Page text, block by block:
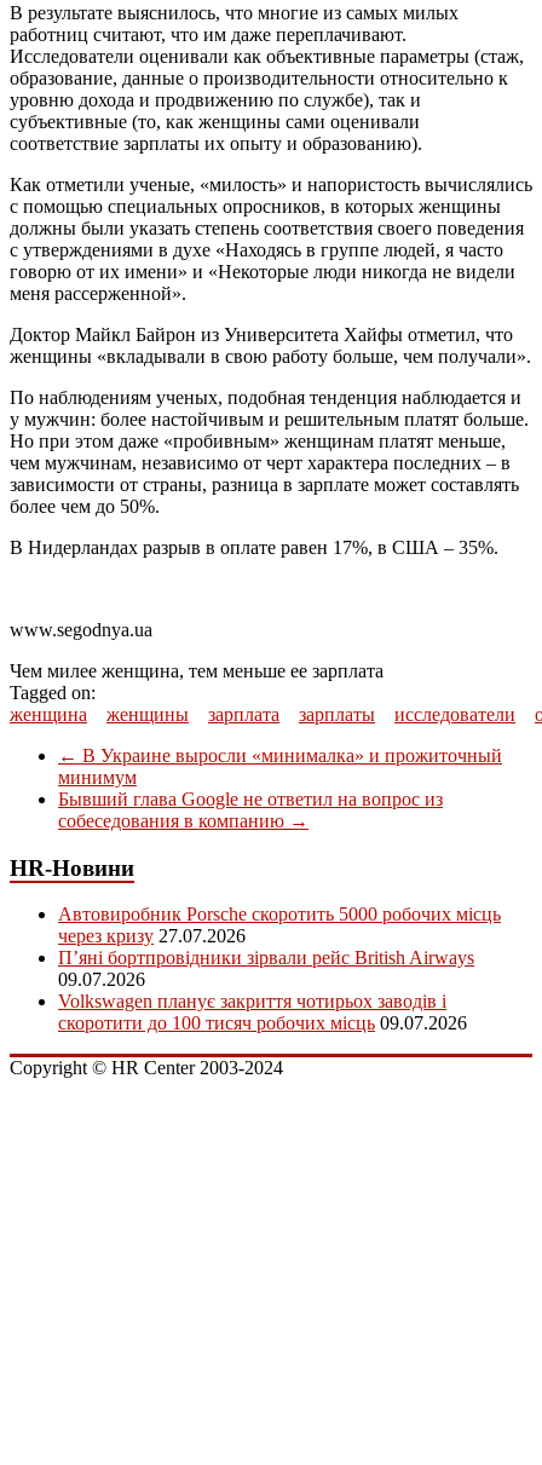
В результате выяснилось, что многие из самых милых
работниц считают, что им даже переплачивают.
Исследователи оценивали как объективные параметры (стаж,
образование, данные о производительности относительно к
уровню дохода и продвижению по службе), так и
субъективные (то, как женщины сами оценивали
соответствие зарплаты их опыту и образованию).
Как отметили ученые, «милость» и напористость вычислялись
с помощью специальных опросников, в которых женщины
должны были указать степень соответствия своего поведения
с утверждениями в духе «Находясь в группе людей, я часто
говорю от их имени» и «Некоторые люди никогда не видели
меня рассерженной».
Доктор Майкл Байрон из Университета Хайфы отметил, что
женщины «вкладывали в свою работу больше, чем получали».
По наблюдениям ученых, подобная тенденция наблюдается и
у мужчин: более настойчивым и решительным платят больше.
Но при этом даже «пробивным» женщинам платят меньше,
чем мужчинам, независимо от черт характера последних – в
зависимости от страны, разница в зарплате может составлять
более чем до 50%.
В Нидерландах разрыв в оплате равен 17%, в США – 35%.
www.segodnya.ua
Чем милее женщина, тем меньше ее зарплата
Tagged on:
женщина
женщины зарплата зарплаты исследователи
← В Украине выросли «минималка» и прожиточный
минимум
Бывший глава Google не ответил на вопрос из
собеседования в компанию →
HR-Новини
Автовиробник Porsche скоротить 5000 робочих місць
через кризу 27.07.2026
П’яні бортпровідники зірвали рейс British Airways
09.07.2026
Volkswagen планує закриття чотирьох заводів і
скоротити до 100 тисяч робочих місць 09.07.2026
Copyright © HR Center 2003-2024